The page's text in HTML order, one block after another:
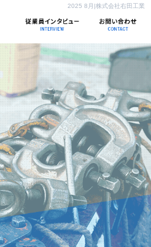
2025 8月|株式会社右田工業